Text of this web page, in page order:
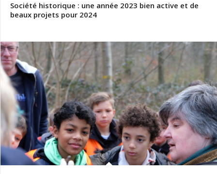
Société historique : une année 2023 bien active et de
beaux projets pour 2024